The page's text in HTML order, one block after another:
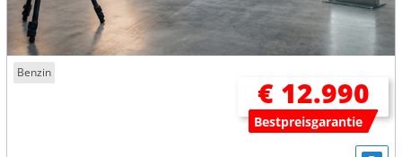
Benzin
€ 12.990
Bestpreisgarantie